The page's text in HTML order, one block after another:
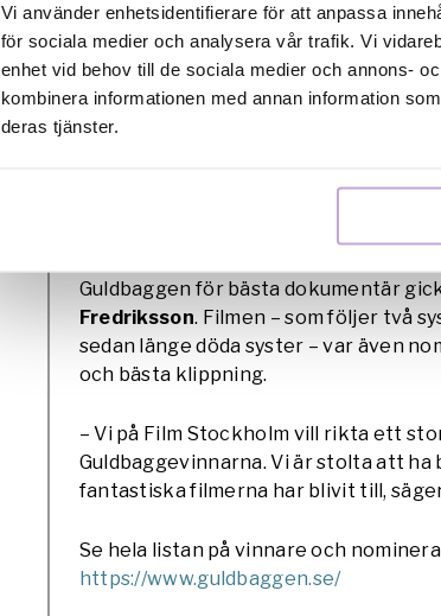
Vi använder enhetsidentifierare för att anpassa
för sociala medier och analysera vår trafik. Vi
enhet vid behov till de sociala medier och annons-
kombinera informationen med annan information
deras tjänster.
Axel Petersén tar emot Guldbaggen för bästa
Anne-Marie Söhrman Fermelin/Film Stockholm.
Syndabocken Axel Petersén
tog
överraska sin forne vän och kollega
Guldbaggen för bästa dokumentär
Fredriksson. Filmen – som följer två
sedan länge döda syster – var även
och bästa klippning.
– Vi på Film Stockholm vill rikta ett
Guldbaggevinnarna. Vi är stolta att
fantastiska filmerna har blivit till,
Se hela listan på vinnare och
https://www.guldbaggen.se/